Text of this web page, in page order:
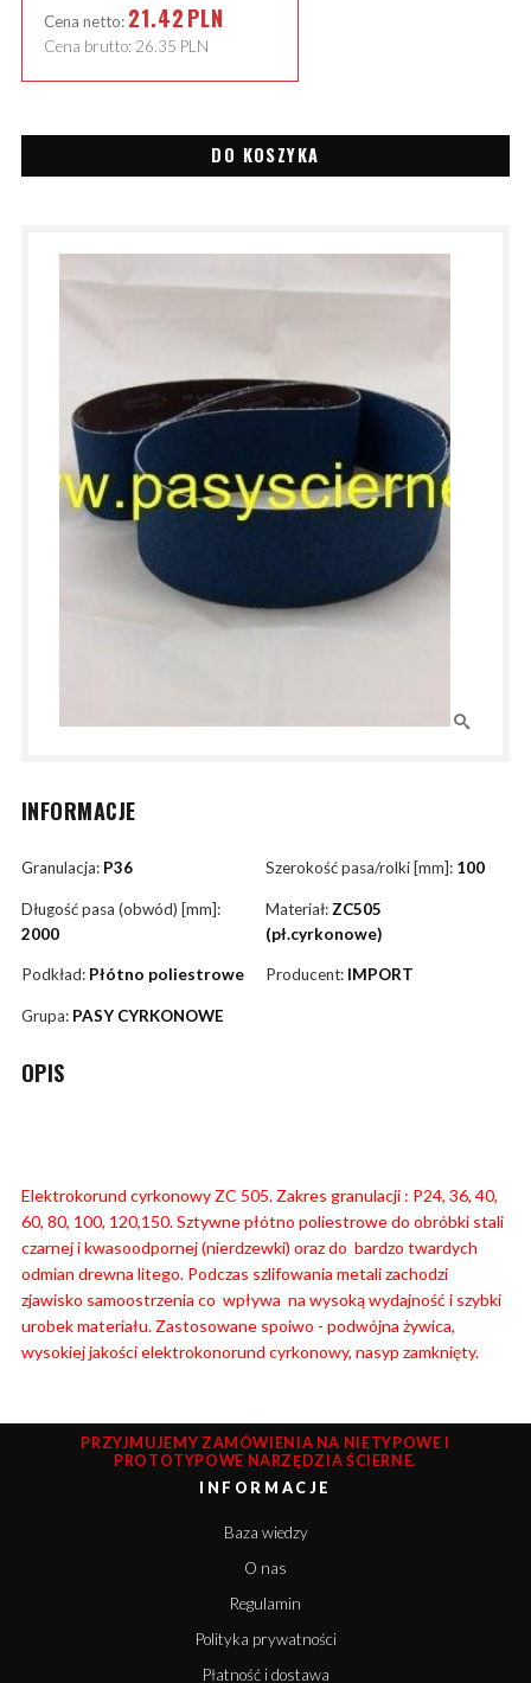
Cena netto: 21.42PLN
Cena brutto: 26.35 PLN
DO KOSZYKA
INFORMACJE
Granulacja: P36 Szerokość pasa/rolki [mm]: 100
Długość pasa (obwód) [mm]:
2000
Materiał: ZC505
(pł.cyrkonowe)
Podkład: Płótno poliestrowe Producent: IMPORT
Grupa: PASY CYRKONOWE
OPIS
Elektrokorund cyrkonowy ZC 505. Zakres granulacji : P24, 36, 40,
60, 80, 100, 120,150. Sztywne płótno poliestrowe do obróbki stali
czarnej i kwasoodpornej (nierdzewki) oraz do bardzo twardych
odmian drewna litego. Podczas szlifowania metali zachodzi
zjawisko samoostrzenia co wpływa na wysoką wydajność i szybki
urobek materiału.Zastosowane spoiwo - podwójna żywica,
wysokiej jakości elektrokonorund cyrkonowy, nasyp zamknięty.
PRZYJMUJEMY ZAMÓWIENIA NA NIETYPOWE I
PROTOTYPOWE NARZĘDZIA ŚCIERNE.
INFORMACJE
Baza wiedzy
O nas
Regulamin
Polityka prywatności
Płatność i dostawa